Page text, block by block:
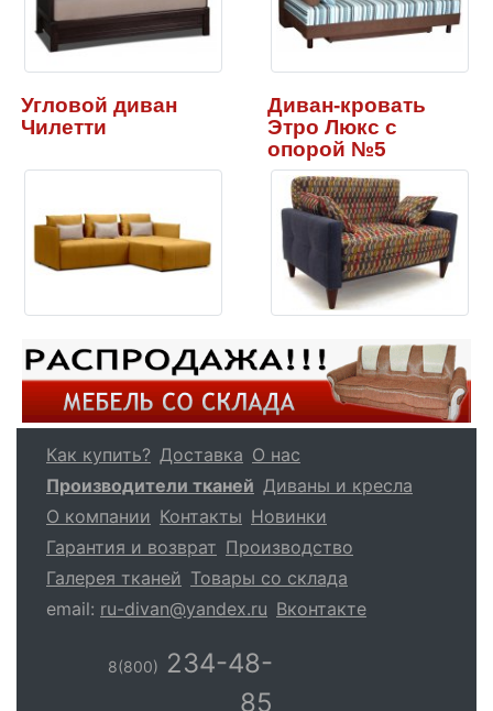
Угловой диван
Чилетти
Диван-кровать
Этро Люкс с
опорой №5
Как купить? Доставка О нас
Производители тканей Диваны и кресла
О компании Контакты Новинки
Гарантия и возврат Производство
Галерея тканей Товары со склада
email: ru-divan@yandex.ru Вконтакте
8(800) 234-48-
85